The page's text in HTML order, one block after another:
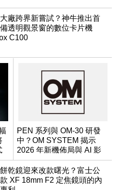
廠跨界新嘗試？神牛推出首
透明觀景窗的數位卡片機
C100
PEN 系列與 OM-30 研發
中？OM SYSTEM 揭示
2026 年新機佈局與 AI 影
像藍圖
乾鏡迎來改款曙光？富士公
XF 18mm F2 定焦鏡頭的內